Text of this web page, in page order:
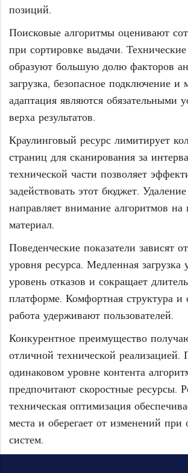
позиций.
Поисковые алгоритмы оценивают
при сортировке выдачи. Технические
образуют большую долю факторов
загрузка, безопасное подключение и
адаптация являются обязательными
верха результатов.
Краулинговый ресурс лимитирует
страниц для сканирования за
технической части позволяет
задействовать этот бюджет.
направляет внимание алгоритмов
материал.
Поведенческие показатели зависят
уровня ресурса. Медленная загрузка
уровень отказов и сокращает
платформе. Комфортная структура и
работа удерживают пользователей.
Конкурентное преимущество
отличной технической реализацией.
одинаковом уровне контента
предпочитают скоростные ресурсы.
техническая оптимизация
места и оберегает от изменений при
систем.